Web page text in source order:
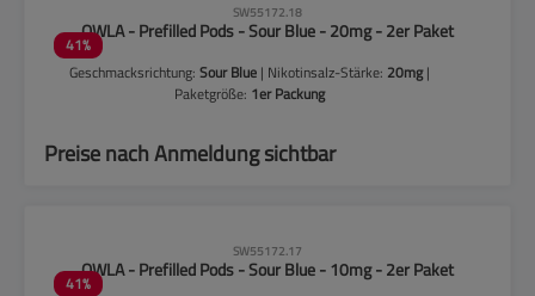
41%
SW55172.18
OWLA - Prefilled Pods - Sour Blue - 20mg - 2er Paket
Geschmacksrichtung: Sour Blue | Nikotinsalz-Stärke: 20mg|
Paketgröße: 1er Packung
Preise nach Anmeldung sichtbar
41%
SW55172.17
OWLA - Prefilled Pods - Sour Blue - 10mg - 2er Paket